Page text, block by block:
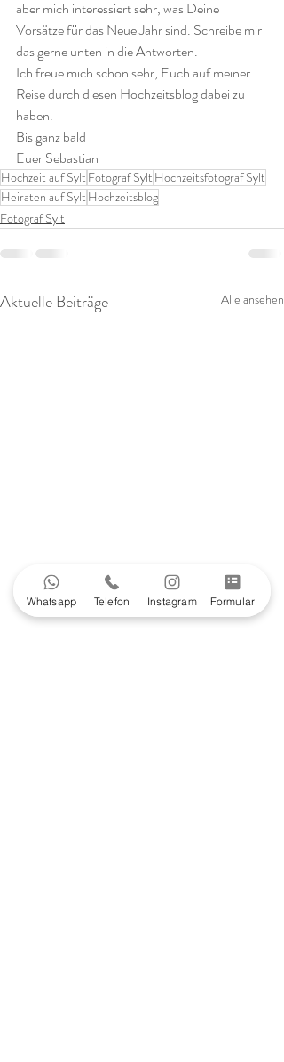
aber mich interessiert sehr, was Deine
Vorsätze für das Neue Jahr sind. Schreibe mir
das gerne unten in die Antworten.
Ich freue mich schon sehr, Euch auf meiner
Reise durch diesen Hochzeitsblog dabei zu
haben.
Bis ganz bald
Euer Sebastian
Hochzeit auf Sylt Fotograf Sylt Hochzeitsfotograf Sylt
Heiraten auf Sylt Hochzeitsblog
Fotograf Sylt
Aktuelle Beiträge Alle ansehen
Whatsapp Telefon Instagram Formular